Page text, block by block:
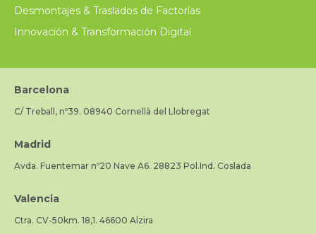
Desmontajes & Traslados de Factorías
Innovación & Transformación Digital
Barcelona
C/ Treball, nº39. 08940 Cornellà del Llobregat
Madrid
Avda. Fuentemar nº20 Nave A6. 28823 Pol.Ind. Coslada
Valencia
Ctra. CV-50km. 18,1. 46600 Alzira